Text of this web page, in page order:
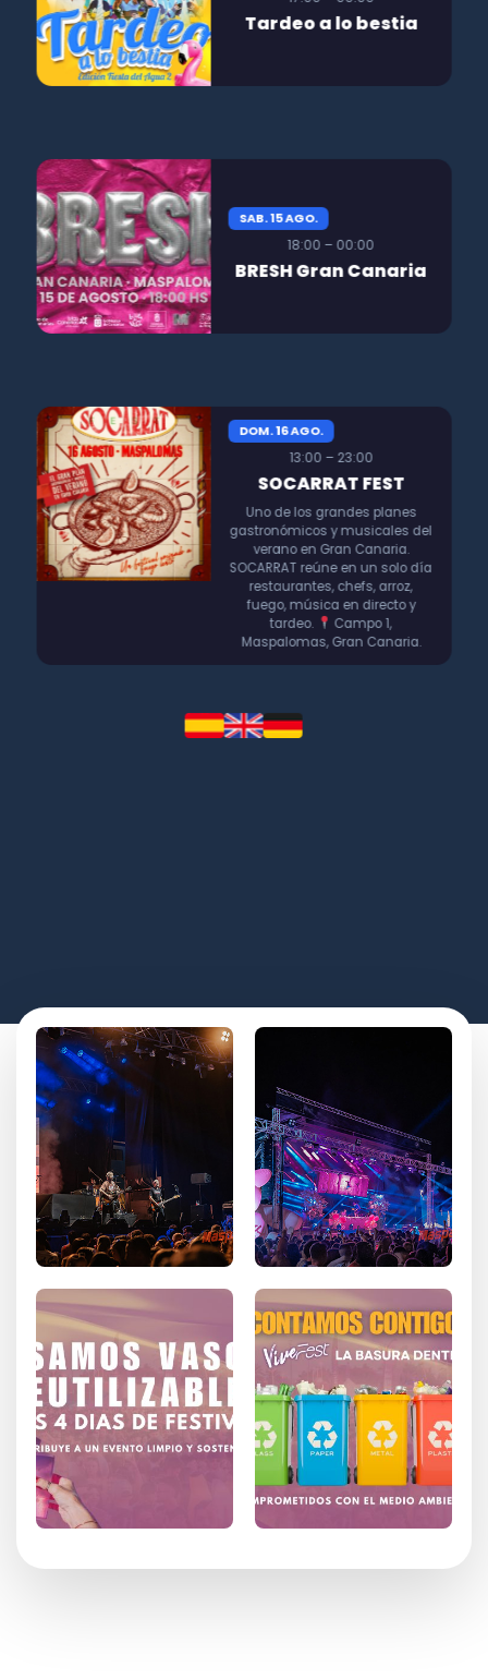
Tardeo a lo bestia
SAB. 15 AGO.
18:00 – 00:00
BRESH Gran Canaria
DOM. 16 AGO.
13:00 – 23:00
SOCARRAT FEST
Uno de los grandes planes
gastronómicos y musicales del
verano en Gran Canaria.
SOCARRAT reúne en un solo día
restaurantes, chefs, arroz,
fuego, música en directo y
tardeo.
Campo 1,
Maspalomas, Gran Canaria.